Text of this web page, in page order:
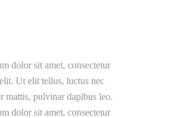
dolor sit amet, consectetur
Ut elit tellus, luctus nec
mattis, pulvinar dapibus leo.
dolor sit amet, consectetur